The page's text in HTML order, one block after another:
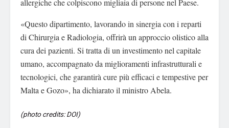
allergiche che colpiscono migliaia di persone nel Paese.
«Questo dipartimento, lavorando in sinergia con i reparti
di Chirurgia e Radiologia, offrirà un approccio olistico alla
cura dei pazienti. Si tratta di un investimento nel capitale
umano, accompagnato da miglioramenti infrastrutturali e
tecnologici, che garantirà cure più efficaci e tempestive per
Malta e Gozo», ha dichiarato il ministro Abela.
(photo credits: DOI)